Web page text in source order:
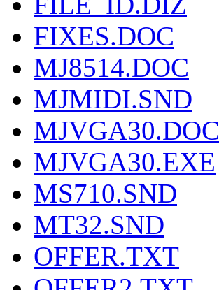
FIXES.DOC
MJ8514.DOC
MJMIDI.SND
MJVGA30.DOC
MJVGA30.EXE
MS710.SND
MT32.SND
OFFER.TXT